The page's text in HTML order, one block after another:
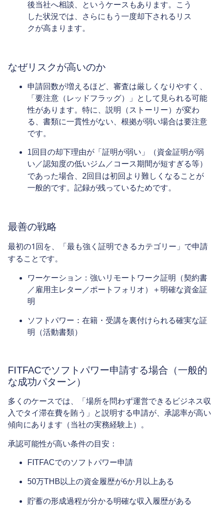
後当社へ相談、というケースもあります。こう
した状況では、さらにもう一度却下されるリス
クが高まります。
なぜリスクが高いのか
申請回数が増えるほど、審査は厳しくなりやすく、
「要注意（レッドフラッグ）」として見られる可能
性があります。特に、説明（ストーリー）が変わ
る、書類に一貫性がない、根拠が弱い場合は要注意
です。
1回目の却下理由が「証明が弱い」（資金証明が弱
い／認知度の低いジム／コース期間が短すぎる等）
であった場合、 2回目は初回より難しくなる ことが
一般的です。記録が残っているためです。
最善の戦略
最初の1回を、「最も強く証明できるカテゴリー」で申請
すること です。
ワーケーション ：強いリモートワーク証明（契約書
／雇用主レター／ポートフォリオ）＋明確な資金証
明
ソフトパワー ：在籍・受講を裏付けられる確実な証
明（活動書類）
FITFACでソフトパワー申請する場合（一般的
な成功パターン）
多くのケースでは、「場所を問わず運営できるビジネス収
入でタイ滞在費を賄う」と説明する申請が、承認率が高い
傾向にあります（当社の実務経験上）。
承認可能性が高い条件の目安：
FITFACでのソフトパワー申請
50万THB以上の資金履歴が6か月以上ある
貯蓄の形成過程が分かる明確な収入履歴がある